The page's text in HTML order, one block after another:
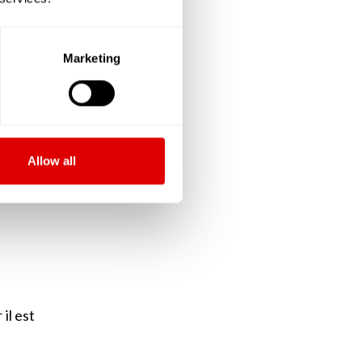
Marketing
Allow all
fois
sa
vie
il est